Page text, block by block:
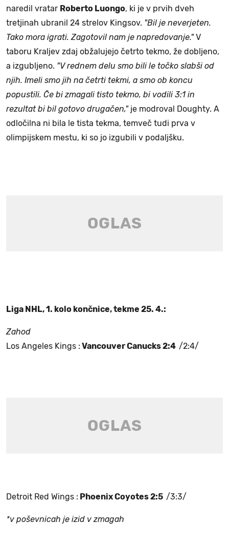
naredil vratar Roberto Luongo, ki je v prvih dveh
tretjinah ubranil 24 strelov Kingsov. "Bil je neverjeten.
Tako mora igrati. Zagotovil nam je napredovanje."V
taboru Kraljev zdaj obžalujejo četrto tekmo, že dobljeno,
a izgubljeno. "V rednem delu smo bili le točko slabši od
njih. Imeli smo jih na četrti tekmi, a smo ob koncu
popustili. Če bi zmagali tisto tekmo, bi vodili 3:1 in
rezultat bi bil gotovo drugačen,"je modroval Doughty. A
odločilna ni bila le tista tekma, temveč tudi prva v
olimpijskem mestu, ki so jo izgubili v podaljšku.
Liga NHL, 1. kolo končnice, tekme 25. 4.:
Zahod
Los Angeles Kings : Vancouver Canucks 2:4 /2:4/
Detroit Red Wings : Phoenix Coyotes 2:5 /3:3/
*v poševnicah je izid v zmagah